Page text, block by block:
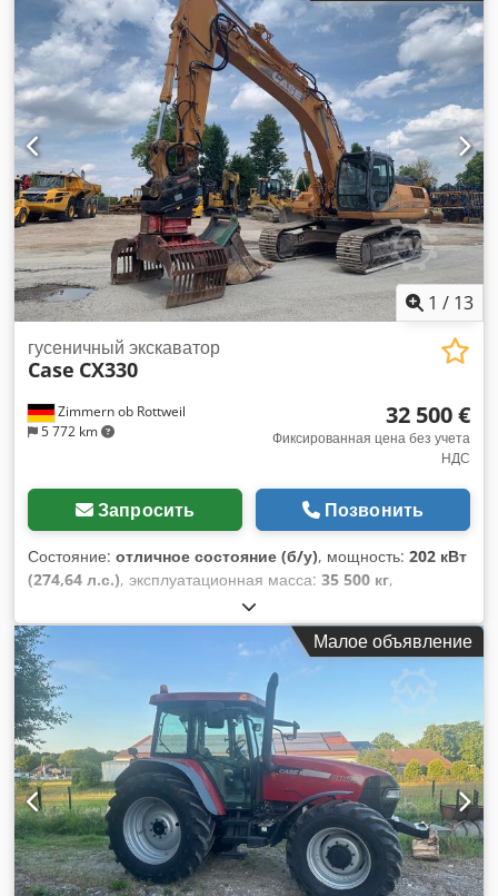
1 / 13
Zimmern ob Rottweil
5 772 km
гусеничный экскаватор
Case CX330
32 500 €
Фиксированная цена без учета
НДС
Запросить Позвонить
Состояние: отличное состояние (б/у), мощность: 202 кВт
(274,64 л.с.), эксплуатационная масса: 35 500 кг,
, Год выпуска:
9 139 h, Оборудование:кондиционер, CASE CX330
Cjdpfszp Rm Rsx Al Seha Год выпуска: 2006 Наработка:
9139 часов Закрытая кабина Кондиционер Радио
Централизованная система смазки Стандартная стрела
Вынос стрелы: 3,30 м Полный гидравлический трубопровод
(для молота, грейфера, ножниц) Быстросъемное
устройство OQ80 1 ковш – ширина 800 мм 1 грейфер – в
рабочем состоянии, требуется ремонт Ходовая часть
сохранилась примерно на 70% Опорные пластины –
ширина 600 мм Двигатель Isuzu, мощность 202 кВт CE
Транспортные габариты: 10,8 x 3 x 3,40 м Рабочий вес: 35,5
тонн.
Малое объявление